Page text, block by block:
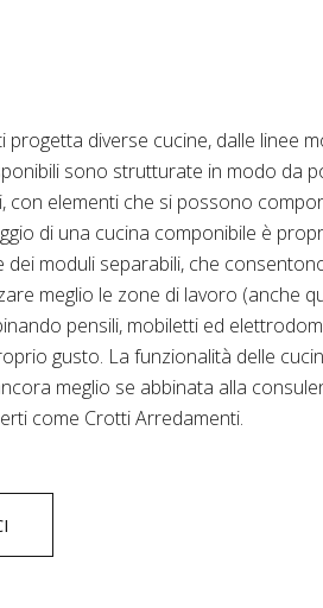
progetta diverse cucine, dalle linee
sono strutturate in modo da
con elementi che si possono
di una cucina componibile è
dei moduli separabili, che
meglio le zone di lavoro (anche
pensili, mobiletti ed
gusto. La funzionalità delle
meglio se abbinata alla
come Crotti Arredamenti.